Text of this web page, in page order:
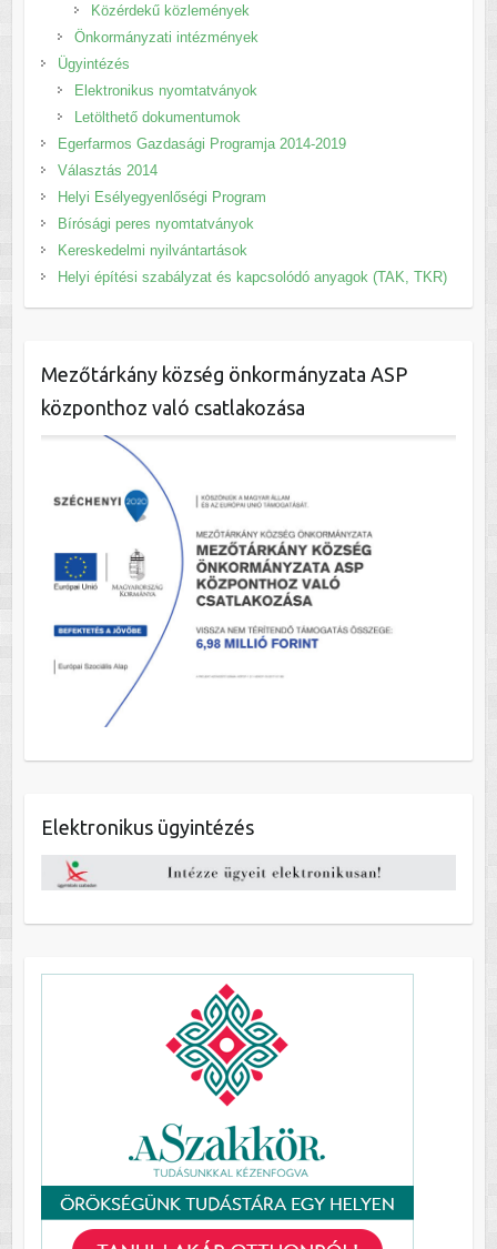
Közérdekű közlemények
Önkormányzati intézmények
Ügyintézés
Elektronikus nyomtatványok
Letölthető dokumentumok
Egerfarmos Gazdasági Programja 2014-2019
Választás 2014
Helyi Esélyegyenlőségi Program
Bírósági peres nyomtatványok
Kereskedelmi nyilvántartások
Helyi építési szabályzat és kapcsolódó anyagok (TAK, TKR)
Mezőtárkány község önkormányzata ASP
központhoz való csatlakozása
Elektronikus ügyintézés